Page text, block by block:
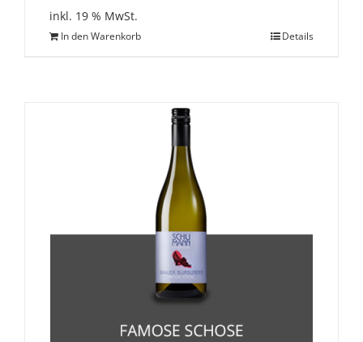
inkl. 19 % MwSt.
In den Warenkorb Details